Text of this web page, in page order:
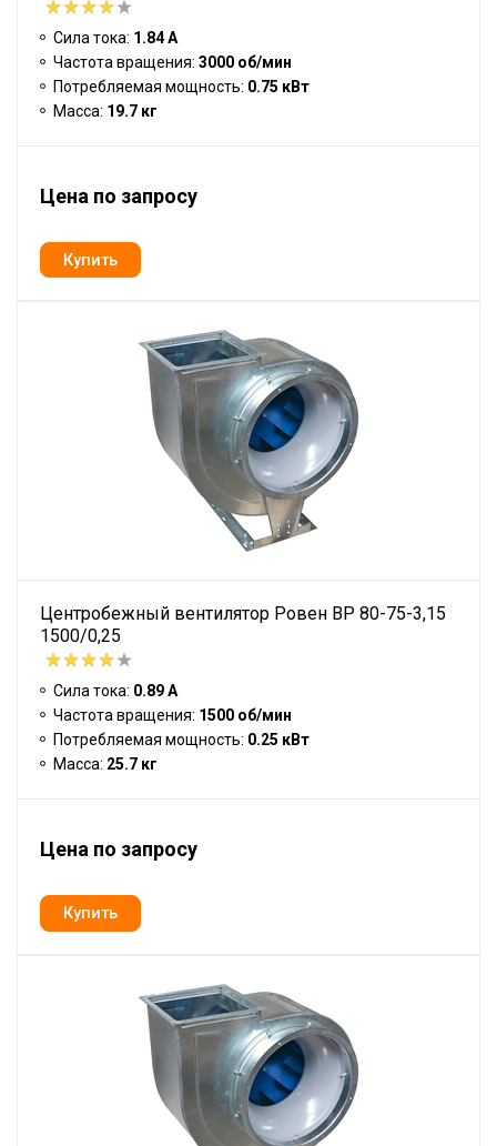
Сила тока: 1.84 А
Частота вращения: 3000 об/мин
Потребляемая мощность: 0.75 кВт
Масса: 19.7 кг
Цена по запросу
Центробежный вентилятор Ровен BP 80-75-3,15
1500/0,25
Сила тока: 0.89 А
Частота вращения: 1500 об/мин
Потребляемая мощность: 0.25 кВт
Масса: 25.7 кг
Цена по запросу